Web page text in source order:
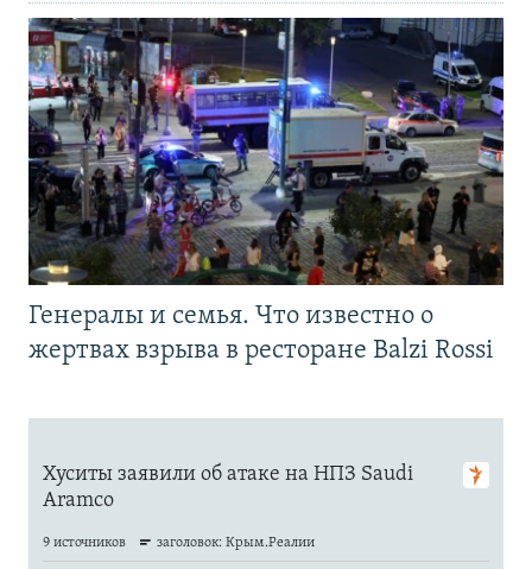
Генералы и семья. Что известно о
жертвах взрыва в ресторане Balzi Rossi